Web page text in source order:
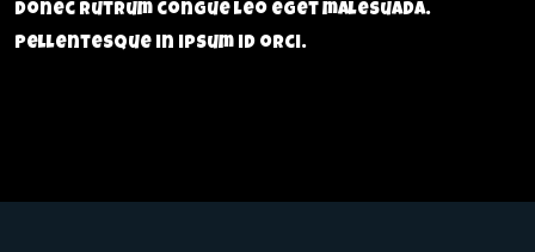
Donec rutrum congue leo eget malesuada.
Pellentesque in ipsum id orci.